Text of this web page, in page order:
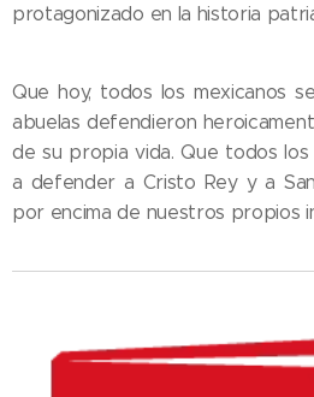
protagonizado en la historia
Que hoy, todos los mexicanos
abuelas defendieron
de su propia vida. Que todos los
a defender a Cristo Rey y a
por encima de nuestros propios